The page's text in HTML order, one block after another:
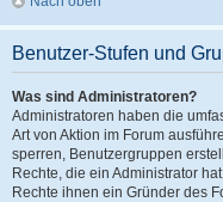
Benutzer-Stufen und
Was sind Administratoren?
Administratoren haben die
Art von Aktion im Forum
sperren, Benutzergruppen
Rechte, die ein Administrator
Rechte ihnen ein Gründer des